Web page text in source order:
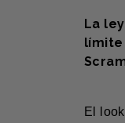
La
límite
El